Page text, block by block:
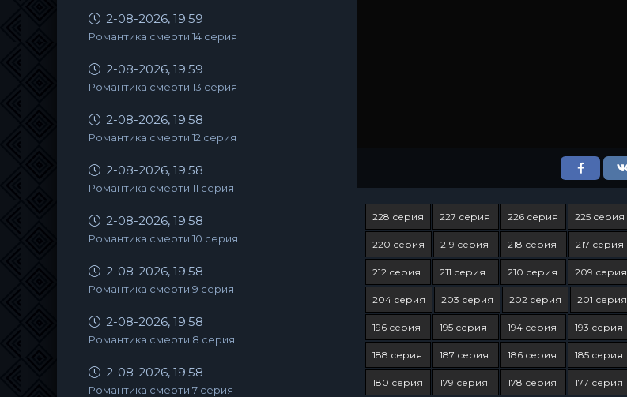
2-08-2026, 19:59
Романтика смерти 14 серия
2-08-2026, 19:59
Романтика смерти 13 серия
2-08-2026, 19:58
Романтика смерти 12 серия
2-08-2026, 19:58
Романтика смерти 11 серия
2-08-2026, 19:58
Романтика смерти 10 серия
2-08-2026, 19:58
Романтика смерти 9 серия
2-08-2026, 19:58
Романтика смерти 8 серия
2-08-2026, 19:58
Романтика смерти 7 серия
228 серия 227 серия 226 серия 225 серия
220 серия 219 серия 218 серия 217 серия
212 серия 211 серия 210 серия 209 серия
204 серия 203 серия 202 серия 201 серия
196 серия 195 серия 194 серия 193 серия
188 серия 187 серия 186 серия 185 серия
180 серия 179 серия 178 серия 177 серия